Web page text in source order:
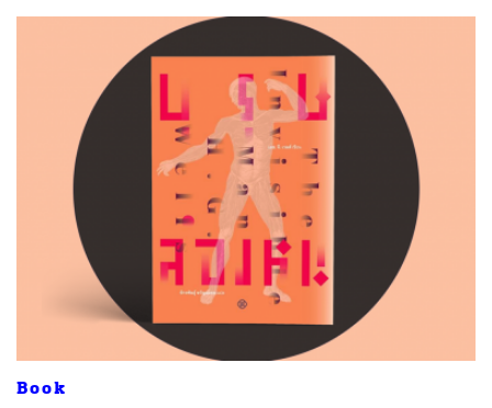
Book
SHARE TWEET LINE